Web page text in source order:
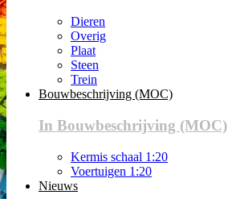
Dieren
Overig
Plaat
Steen
Trein
Bouwbeschrijving (MOC)
In Bouwbeschrijving (MOC)
Kermis schaal 1:20
Voertuigen 1:20
Nieuws